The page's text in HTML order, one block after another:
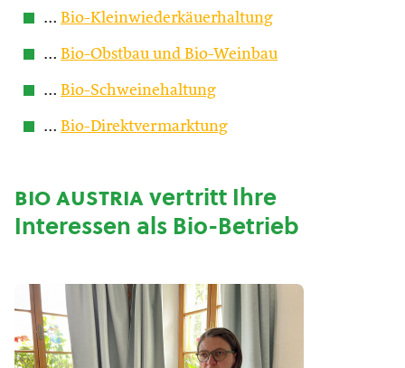
… Bio-Kleinwiederkäuerhaltung
… Bio-Obstbau und Bio-Weinbau
… Bio-Schweinehaltung
… Bio-Direktvermarktung
bio austriavertritt Ihre
Interessen als Bio-Betrieb